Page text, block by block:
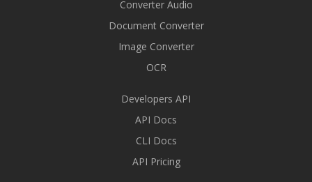
Converter Audio
Document Converter
Image Converter
OCR
Developers API
API Docs
CLI Docs
API Pricing